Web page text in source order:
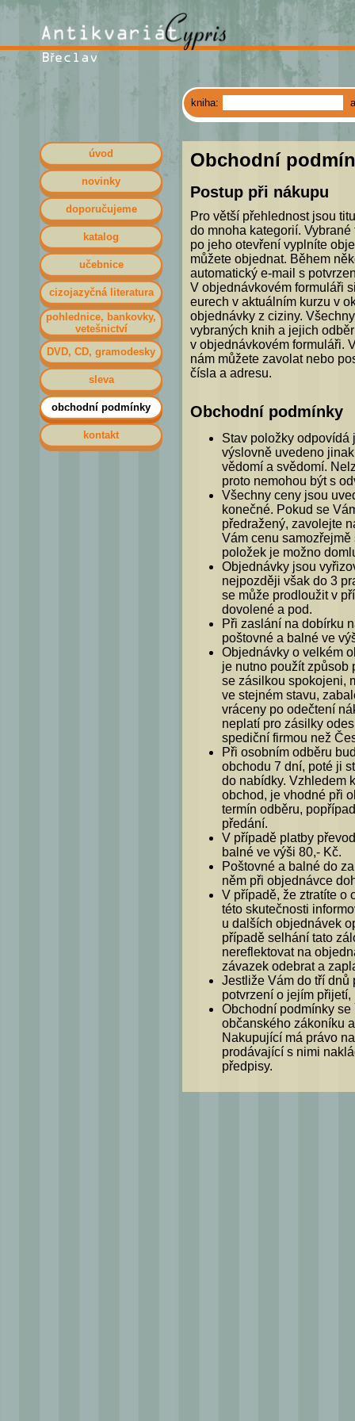
Obchodní
Postup při nákupu
Pro větší přehlednost jsou
do mnoha kategorií.
po jeho otevření vyplníte
můžete objednat. Během
automatický e-mail s
V objednávkovém formuláři
eurech v aktuálním kurzu v
objednávky z ciziny.
vybraných knih a jejich
v objednávkovém formuláři.
nám můžete zavolat nebo
čísla a adresu.
Obchodní podmínky
Stav položky odpovídá
výslovně uvedeno
vědomí a svědomí.
proto nemohou být s
Všechny ceny jsou
konečné. Pokud se
předražený, zavolejte
Vám cenu
položek je možno
Objednávky jsou
nejpozději však do 3
se může prodloužit v
dovolené a pod.
Při zaslání na dobírku
poštovné a balné ve
Objednávky o velkém
je nutno použít způsob
se zásilkou spokojeni,
ve stejném stavu,
vráceny po odečtení
neplatí pro zásilky
spediční firmou než
Při osobním odběru
obchodu 7 dní, poté ji
do nabídky. Vzhledem
obchod, je vhodné při
termín odběru,
předání.
V případě platby
balné ve výši 80,- Kč.
Poštovné a balné do
něm při objednávce
V případě, že ztratíte o
této skutečnosti
u dalších objednávek
případě selhání tato
nereflektovat na
závazek odebrat a
Jestliže Vám do tří
potvrzení o jejím
Obchodní podmínky
občanského zákoníku
Nakupující má právo
prodávající s nimi
předpisy.
kniha:
úvod
novinky
doporučujeme
katalog
učebnice
cizojazyčná literatura
pohlednice, bankovky,
vetešnictví
DVD, CD, gramodesky
sleva
obchodní podmínky
kontakt